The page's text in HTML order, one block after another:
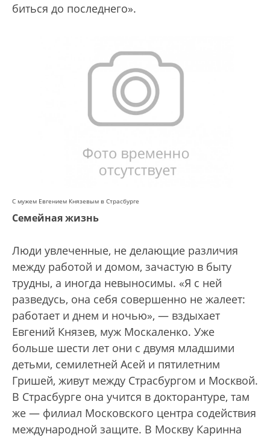
биться до последнего».
С мужем Евгением Князевым в Страсбурге
Семейная жизнь
Люди увлеченные, не делающие различия
между работой и домом, зачастую в быту
трудны, а иногда невыносимы. «Я с ней
разведусь, она себя совершенно не жалеет:
работает и днем и ночью», — вздыхает
Евгений Князев, муж Москаленко. Уже
больше шести лет они с двумя младшими
детьми, семилетней Асей и пятилетним
Гришей, живут между Страсбургом и Москвой.
В Страсбурге она учится в докторантуре, там
же — филиал Московского центра содействия
международной защите. В Москву Каринна